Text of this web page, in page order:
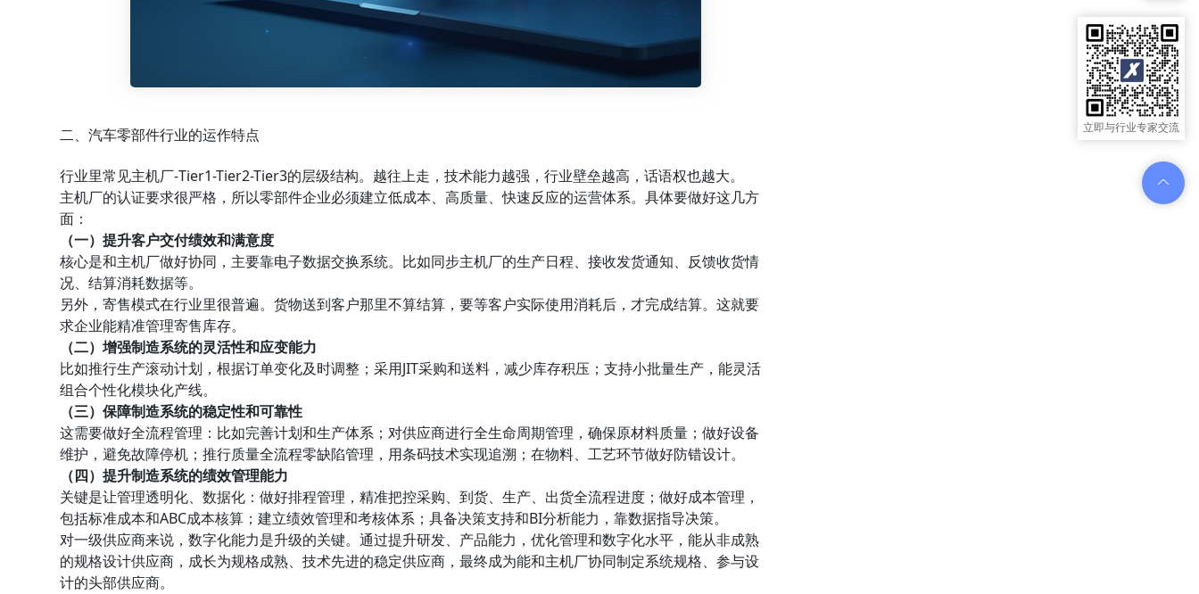
二、汽车零部件行业的运作特点
行业里常见主机厂-Tier1-Tier2-Tier3的层级结构。越往上走，技术能力越强，行业壁垒越高，话语权也越大。
主机厂的认证要求很严格，所以零部件企业必须建立低成本、高质量、快速反应的运营体系。具体要做好这几方
面：
（一）提升客户交付绩效和满意度
核心是和主机厂做好协同，主要靠电子数据交换系统。比如同步主机厂的生产日程、接收发货通知、反馈收货情
况、结算消耗数据等。
另外，寄售模式在行业里很普遍。货物送到客户那里不算结算，要等客户实际使用消耗后，才完成结算。这就要
求企业能精准管理寄售库存。
（二）增强制造系统的灵活性和应变能力
比如推行生产滚动计划，根据订单变化及时调整；采用JIT采购和送料，减少库存积压；支持小批量生产，能灵活
组合个性化模块化产线。
（三）保障制造系统的稳定性和可靠性
这需要做好全流程管理：比如完善计划和生产体系；对供应商进行全生命周期管理，确保原材料质量；做好设备
维护，避免故障停机；推行质量全流程零缺陷管理，用条码技术实现追溯；在物料、工艺环节做好防错设计。
（四）提升制造系统的绩效管理能力
关键是让管理透明化、数据化：做好排程管理，精准把控采购、到货、生产、出货全流程进度；做好成本管理，
包括标准成本和ABC成本核算；建立绩效管理和考核体系；具备决策支持和BI分析能力，靠数据指导决策。
对一级供应商来说，数字化能力是升级的关键。通过提升研发、产品能力，优化管理和数字化水平，能从非成熟
的规格设计供应商，成长为规格成熟、技术先进的稳定供应商，最终成为能和主机厂协同制定系统规格、参与设
计的头部供应商。
立即与行业专家交流